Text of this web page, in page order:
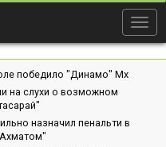
победило "Динамо" Мх
на слухи о возможном
назначил пенальти в